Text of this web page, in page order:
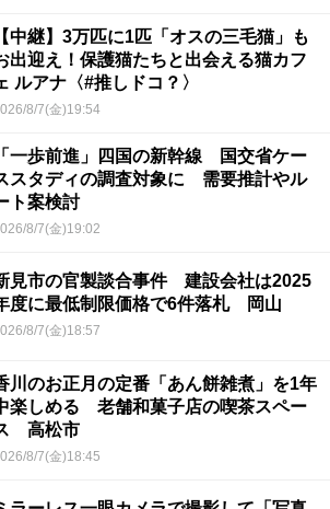
【中継】3万匹に1匹「オスの三毛猫」も
出迎え！保護猫たちと出会える猫カフ
ルアナ〈#推しドコ？〉
8/7(金)19:54
「一歩前進」四国の新幹線 国交省ケー
スタディの調査対象に 需要推計やル
ト案検討
8/7(金)19:02
見市の官製談合事件 建設会社は2025
度に最低制限価格で6件落札 岡山
8/7(金)18:57
川のお正月の定番「あん餅雑煮」を1年
楽しめる 老舗和菓子店の喫茶スペー
高松市
8/7(金)18:45